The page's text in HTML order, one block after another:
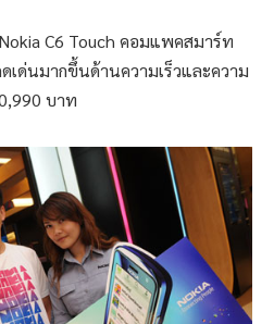
C6 Touch คอมแพคสมาร์ท
ด่นมากขึ้นด้านความเร็วและความ
บาท